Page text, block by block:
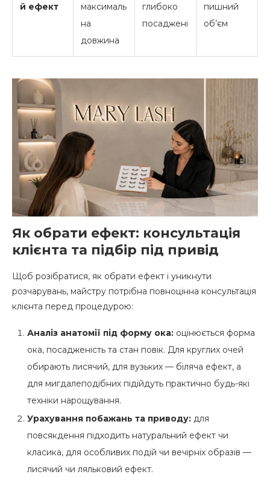
й ефект
максималь
на
довжина
глибоко
посаджені
пишний
об’єм
Як обрати ефект: консультація
клієнта та підбір під привід
Щоб розібратися, як обрати ефект і уникнути
розчарувань, майстру потрібна повноцінна консультація
клієнта перед процедурою:
Аналіз анатомії під форму ока: оцінюється форма
ока, посадженість та стан повік. Для круглих очей
обирають лисячий, для вузьких — біляча ефект, а
для мигдалеподібних підійдуть практично будь-які
техніки нарощування.
Урахування побажань та приводу: для
повсякдення підходить натуральний ефект чи
класика, для особливих подій чи вечірніх образів —
лисячий чи ляльковий ефект.